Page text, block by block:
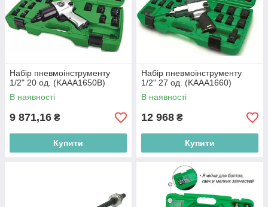
Набір пневмоінструменту
1/2" 20 од. (KAAA1650B)
В наявності
9 871,16 ₴
Купити
Набір пневмоінструменту
1/2" 27 од. (KAAA1660)
В наявності
12 968 ₴
Купити